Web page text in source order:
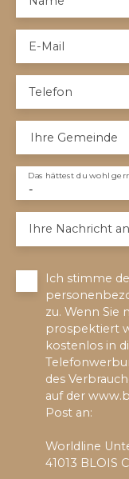
E-Mail
Telefon
Ihre Gemeinde
-
Das hättest du wohl
Ihre Nachricht
Ich stimme
zu. Wenn Sie
prospektiert
kostenlos in
des
auf der
Post an:
Worldline
41013 BLOIS